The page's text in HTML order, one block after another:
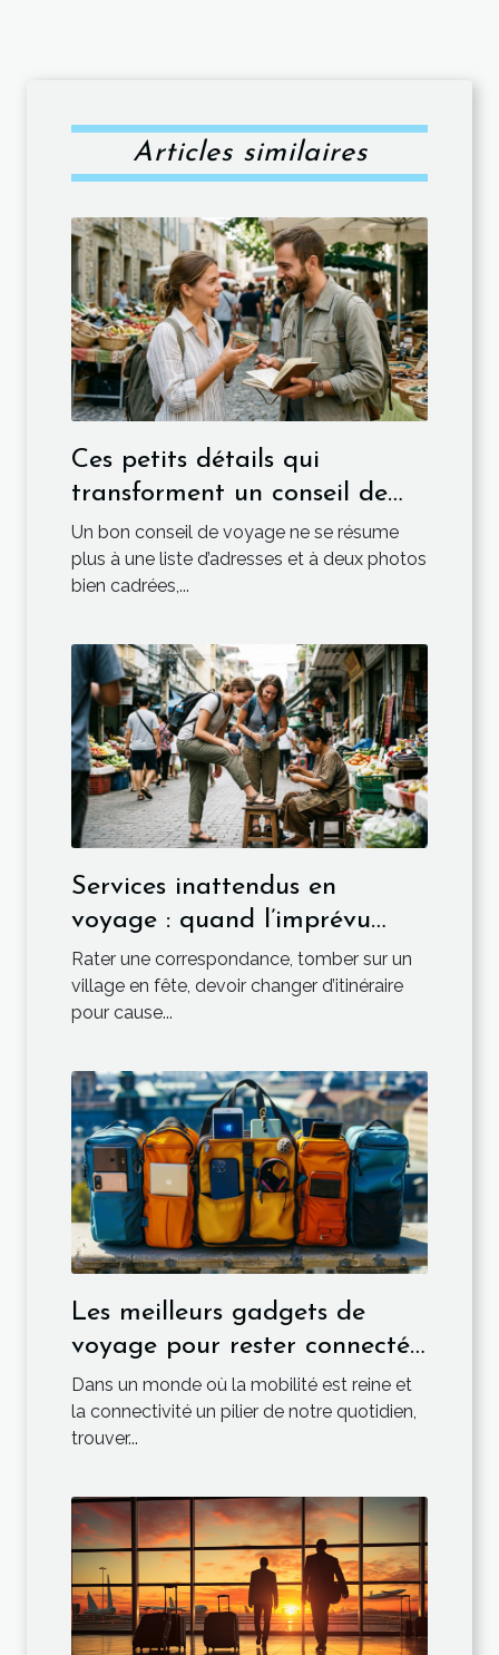
Articles similaires
Ces petits détails qui
transforment un conseil de
voyage en or
Un bon conseil de voyage ne se résume
plus à une liste d’adresses et à deux photos
bien cadrées,...
Services inattendus en
voyage : quand l’imprévu
devient l’essentiel
Rater une correspondance, tomber sur un
village en fête, devoir changer d’itinéraire
pour cause...
Les meilleurs gadgets de
voyage pour rester connecté
en déplacement
Dans un monde où la mobilité est reine et
la connectivité un pilier de notre quotidien,
trouver...